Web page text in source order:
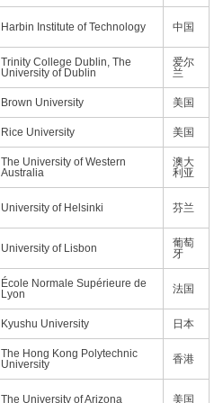
Harbin Institute of Technology 中国
Trinity College Dublin, The
University of Dublin
爱尔
兰
Brown University 美国
Rice University 美国
The University of Western
Australia
澳大
利亚
University of Helsinki 芬兰
University of Lisbon
葡萄
牙
École Normale Supérieure de
Lyon
法国
Kyushu University 日本
The Hong Kong Polytechnic
University
香港
The University of Arizona 美国